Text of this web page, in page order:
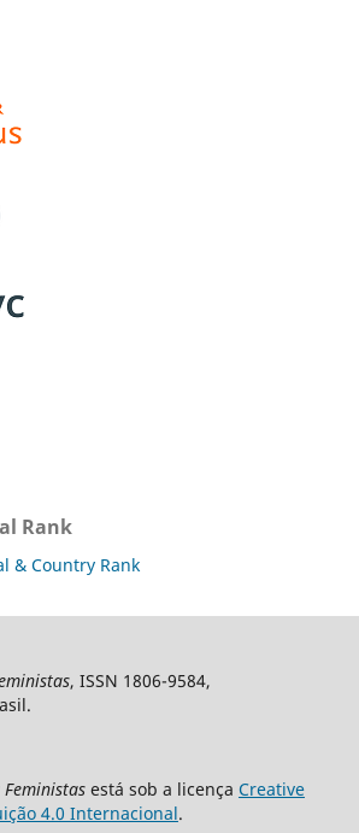
Rank
, ISSN 1806-9584,
Feministasestá sob a licença Creative
4.0 Internacional.